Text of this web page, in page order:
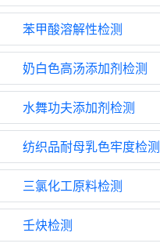
苯甲酸溶解性检测
奶白色高汤添加剂检测
水舞功夫添加剂检测
纺织品耐母乳色牢度检测
三氯化工原料检测
壬炔检测